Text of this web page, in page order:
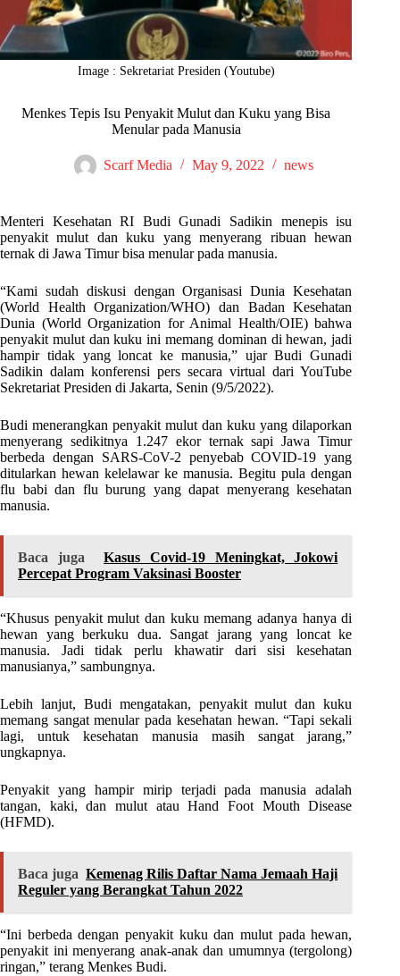
Image : Sekretariat Presiden (Youtube)
Menkes Tepis Isu Penyakit Mulut dan Kuku yang Bisa
Menular pada Manusia
Scarf Media May 9, 2022 news
Menteri Kesehatan RI Budi Gunadi Sadikin menepis isu
penyakit mulut dan kuku yang menyerang ribuan hewan
ternak di Jawa Timur bisa menular pada manusia.
“Kami sudah diskusi dengan Organisasi Dunia Kesehatan
(World Health Organization/WHO) dan Badan Kesehatan
Dunia (World Organization for Animal Health/OIE) bahwa
penyakit mulut dan kuku ini memang dominan di hewan, jadi
hampir tidak yang loncat ke manusia,” ujar Budi Gunadi
Sadikin dalam konferensi pers secara virtual dari YouTube
Sekretariat Presiden di Jakarta, Senin (9/5/2022).
Budi menerangkan penyakit mulut dan kuku yang dilaporkan
menyerang sedikitnya 1.247 ekor ternak sapi Jawa Timur
berbeda dengan SARS-CoV-2 penyebab COVID-19 yang
ditularkan hewan kelelawar ke manusia. Begitu pula dengan
flu babi dan flu burung yang dapat menyerang kesehatan
manusia.
Baca juga
Kasus Covid-19 Meningkat, Jokowi
Percepat Program Vaksinasi Booster
“Khusus penyakit mulut dan kuku memang adanya hanya di
hewan yang berkuku dua. Sangat jarang yang loncat ke
manusia. Jadi tidak perlu khawatir dari sisi kesehatan
manusianya,” sambungnya.
Lebih lanjut, Budi mengatakan, penyakit mulut dan kuku
memang sangat menular pada kesehatan hewan. “Tapi sekali
lagi, untuk kesehatan manusia masih sangat jarang,”
ungkapnya.
Penyakit yang hampir mirip terjadi pada manusia adalah
tangan, kaki, dan mulut atau Hand Foot Mouth Disease
(HFMD).
Baca juga Kemenag Rilis Daftar Nama Jemaah Haji
Reguler yang Berangkat Tahun 2022
“Ini berbeda dengan penyakit kuku dan mulut pada hewan,
penyakit ini menyerang anak-anak dan umumnya (tergolong)
ringan,” terang Menkes Budi.